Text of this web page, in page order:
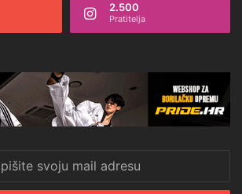
2.500
Pratitelja